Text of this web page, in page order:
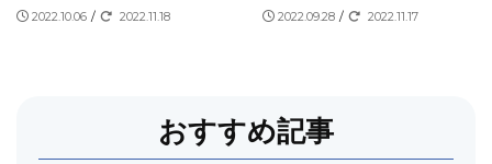
2022.10.06 / 2022.11.18 2022.09.28 / 2022.11.17
おすすめ記事